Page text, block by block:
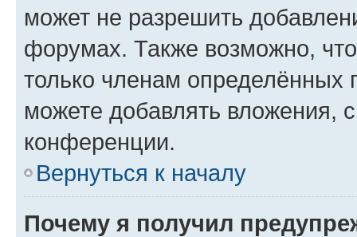
может не разрешить
форумах. Также возможно,
только членам определённых
можете добавлять вложения,
конференции.
Вернуться к началу
Почему я получил